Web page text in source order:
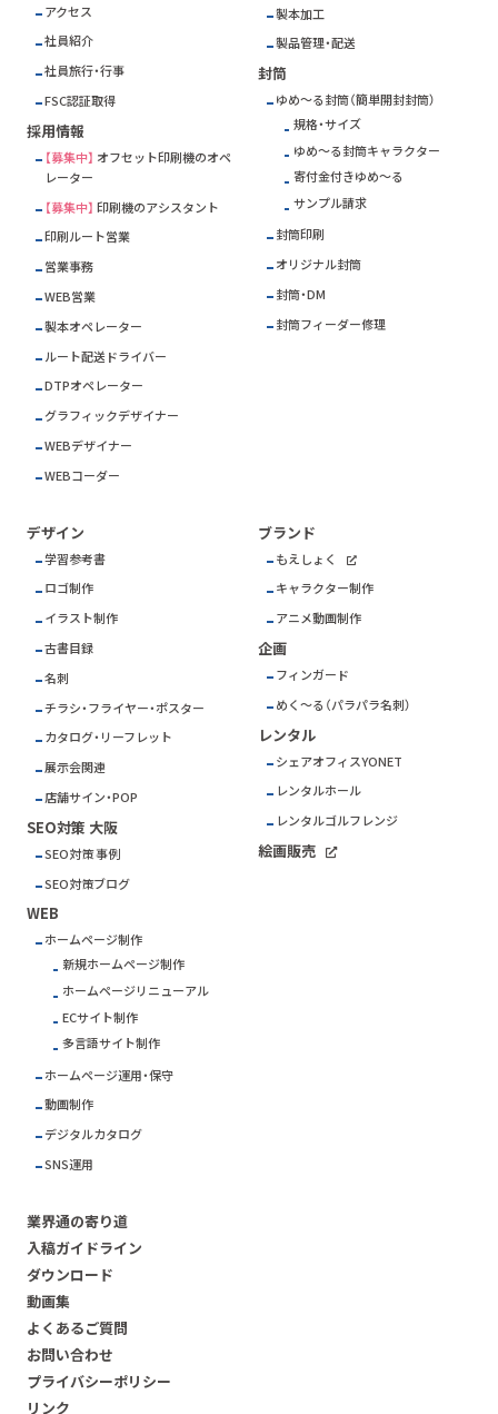
アクセス
社員紹介
社員旅行・行事
FSC認証取得
採用情報
【募集中】 オフセット印刷機のオペ
レーター
【募集中】 印刷機のアシスタント
印刷ルート営業
営業事務
WEB営業
製本オペレーター
ルート配送ドライバー
DTPオペレーター
グラフィックデザイナー
WEBデザイナー
WEBコーダー
製本加工
製品管理・配送
封筒
ゆめ～る封筒（簡単開封封筒）
規格・サイズ
ゆめ～る封筒キャラクター
寄付金付きゆめ～る
サンプル請求
封筒印刷
オリジナル封筒
封筒・DM
封筒フィーダー修理
デザイン
学習参考書
ロゴ制作
イラスト制作
古書目録
名刺
チラシ・フライヤー・ポスター
カタログ・リーフレット
展示会関連
店舗サイン・POP
SEO対策 大阪
SEO対策 事例
SEO対策ブログ
WEB
ホームページ制作
新規ホームページ制作
ホームページリニューアル
ECサイト制作
多言語サイト制作
ホームページ運用・保守
動画制作
デジタルカタログ
SNS運用
ブランド
もえしょく
キャラクター制作
アニメ動画制作
企画
フィンガード
めく～る（パラパラ名刺）
レンタル
シェアオフィスYONET
レンタルホール
レンタルゴルフレンジ
絵画販売
業界通の寄り道
入稿ガイドライン
ダウンロード
動画集
よくあるご質問
お問い合わせ
プライバシーポリシー
リンク